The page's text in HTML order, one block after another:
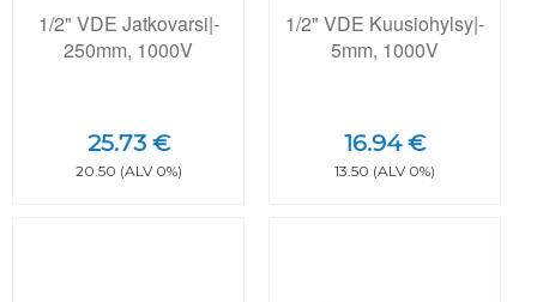
1/2" VDE Jatkovarsi|-
250mm, 1000V
25.73 €
20.50 (ALV 0%)
1/2" VDE Kuusiohylsy|-
5mm, 1000V
16.94 €
13.50 (ALV 0%)